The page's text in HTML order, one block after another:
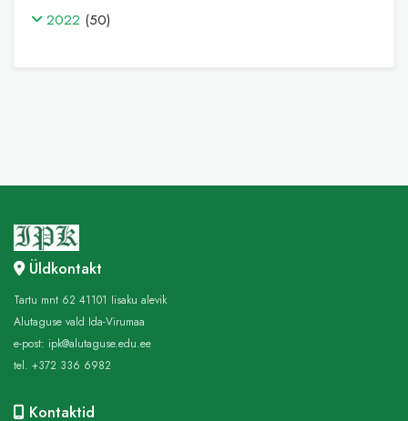
2022 (50)
Üldkontakt
Tartu mnt 62 41101 Iisaku alevik
Alutaguse vald Ida-Virumaa
e-post: ipk@alutaguse.edu.ee
tel. +372 336 6982
Kontaktid